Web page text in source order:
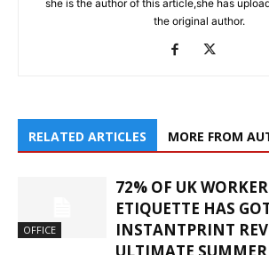
she is the author of this article,she has
the original author.
RELATED ARTICLES MORE FROM
OFFICE
72% OF UK
ETIQUETTE HAS
INSTANTPRINT
ULTIMATE SUMMER